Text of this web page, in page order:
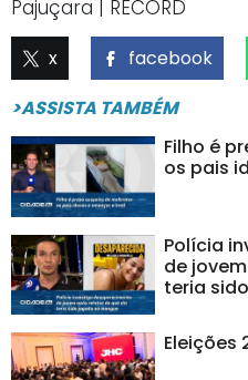
Pajuçara | RECORD
x facebook
>ASSISTA TAMBÉM
Filho é
os pais
Polícia
de
teria
Eleições